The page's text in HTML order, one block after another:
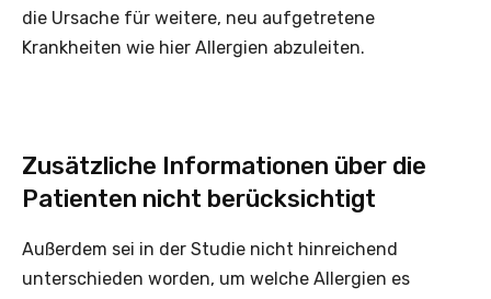
die Ursache für weitere, neu aufgetretene
Krankheiten wie hier Allergien abzuleiten.
Zusätzliche Informationen über die
Patienten nicht berücksichtigt
Außerdem sei in der Studie nicht hinreichend
unterschieden worden, um welche Allergien es